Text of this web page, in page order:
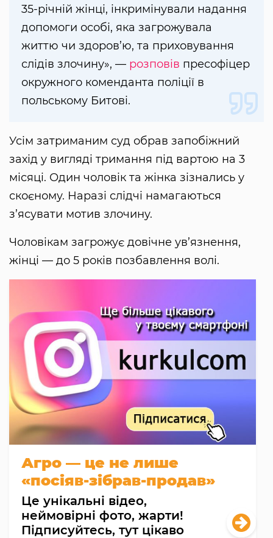
35-річній жінці, інкримінували надання
допомоги особі, яка загрожувала
життю чи здоров’ю, та приховування
слідів злочину», — розповів пресофіцер
окружного коменданта поліції в
польському Битові.
Усім затриманим суд обрав запобіжний
захід у вигляді тримання під вартою на 3
місяці. Один чоловік та жінка зізнались у
скоєному. Наразі слідчі намагаються
з’ясувати мотив злочину.
Чоловікам загрожує довічне ув’язнення,
жінці — до 5 років позбавлення волі.
Агро — це не лише
«посіяв-зібрав-продав»
Це унікальні відео,
неймовірні фото, жарти!
Підписуйтесь, тут цікаво